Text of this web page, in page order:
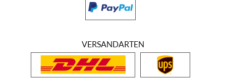
VERSANDARTEN